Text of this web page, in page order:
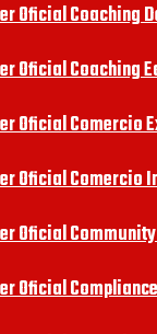
Oficial Coaching
Oficial Coaching
Oficial Comercio
Oficial Comercio
Oficial
Oficial